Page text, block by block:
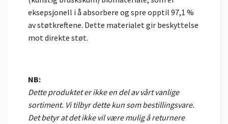
eksepsjonell i å absorbere og spre opptil 97,1 %
av støtkreftene. Dette materialet gir beskyttelse
mot direkte støt.
NB:
Dette produktet er ikke en del av vårt vanlige
sortiment. Vi tilbyr dette kun som bestillingsvare.
Det betyr at det ikke vil være mulig å returnere